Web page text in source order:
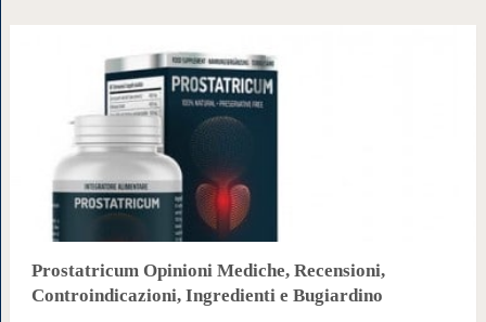
Prostatricum Opinioni Mediche, Recensioni,
Controindicazioni, Ingredienti e Bugiardino